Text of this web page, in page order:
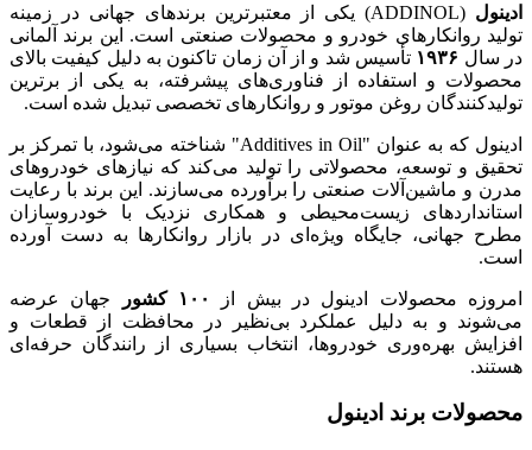
ادینول
(ADDINOL) یکی از معتبرترین برندهای جهانی در زمینه
تولید روانکارهای خودرو و محصولات صنعتی است. این برند آلمانی
در سال ۱۹۳۶ تأسیس شد و از آن زمان تاکنون به دلیل کیفیت بالای
محصولات و استفاده از فناوری‌های پیشرفته، به یکی از برترین
تولیدکنندگان روغن موتور و روانکارهای تخصصی تبدیل شده است.
ادینول که به عنوان "Additives in Oil" شناخته می‌شود، با تمرکز بر
تحقیق و توسعه، محصولاتی را تولید می‌کند که نیازهای خودروهای
مدرن و ماشین‌آلات صنعتی را برآورده می‌سازند. این برند با رعایت
استانداردهای زیست‌محیطی و همکاری نزدیک با خودروسازان
مطرح جهانی، جایگاه ویژه‌ای در بازار روانکارها به دست آورده
است.
امروزه محصولات ادینول در بیش از ۱۰۰ کشور
جهان عرضه
می‌شوند و به دلیل عملکرد بی‌نظیر در محافظت از قطعات و
افزایش بهره‌وری خودروها، انتخاب بسیاری از رانندگان حرفه‌ای
هستند.
محصولات برند ادینول